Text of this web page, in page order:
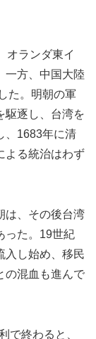
オランダ東イ
一方、中国大陸
た。明朝の軍
駆逐し、台湾を
、1683年に清
よる統治はわず
は、その後台湾
った。19世紀
入し始め、移民
の混血も進んで
で終わると、